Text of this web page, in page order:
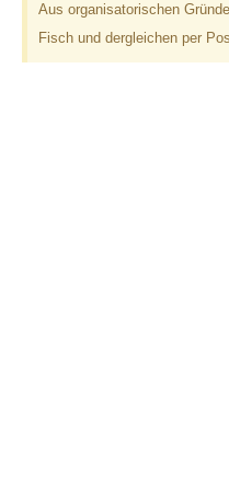
Aus organisatorischen
Fisch und dergleichen per